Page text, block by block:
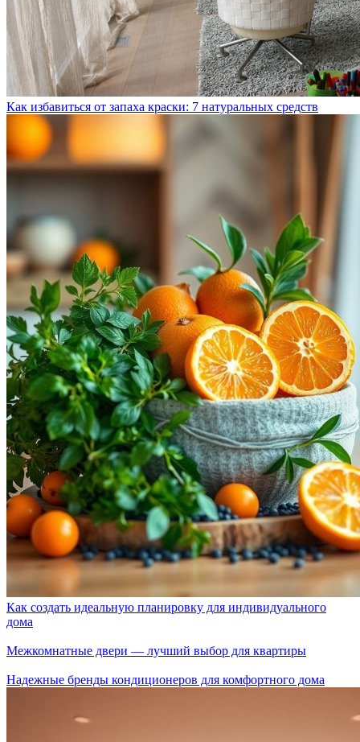
Как избавиться от запаха краски: 7 натуральных средств
Как создать идеальную планировку для индивидуального
дома
Межкомнатные двери — лучший выбор для квартиры
Надежные бренды кондиционеров для комфортного дома